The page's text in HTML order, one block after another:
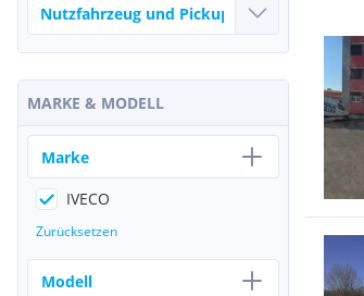
MARKE & MODELL
Marke
IVECO
Zurücksetzen
Modell